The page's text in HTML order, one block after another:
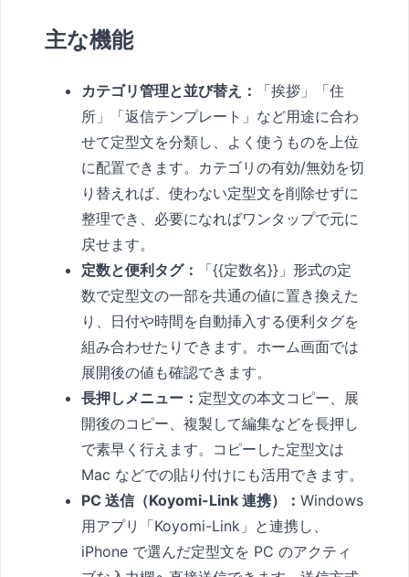
主な機能
カテゴリ管理と並び替え：
「挨拶」「住
所」「返信テンプレート」など用途に合わ
せて定型文を分類し、よく使うものを上位
に配置できます。カテゴリの有効/無効を切
り替えれば、使わない定型文を削除せずに
整理でき、必要になればワンタップで元に
戻せます。
定数と便利タグ：
「{{定数名}}」形式の定
数で定型文の一部を共通の値に置き換えた
り、日付や時間を自動挿入する便利タグを
組み合わせたりできます。ホーム画面では
展開後の値も確認できます。
長押しメニュー： 定型文の本文コピー、展
開後のコピー、複製して編集などを長押し
で素早く行えます。コピーした定型文は
Mac などでの貼り付けにも活用できます。
PC 送信（Koyomi-Link 連携）： Windows
用アプリ「Koyomi-Link」と連携し、
iPhone で選んだ定型文を PC のアクティ